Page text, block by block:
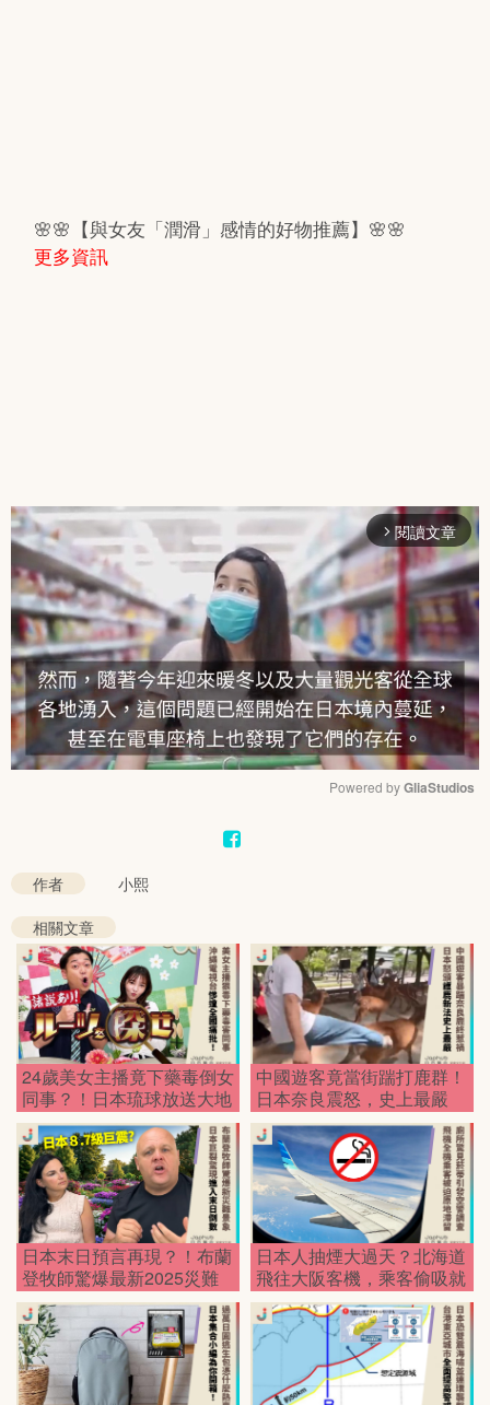
🌸🌸【與女友「潤滑」感情的好物推薦】🌸🌸
更多資訊
arrow_forward_ios 閱讀文章
Powered by GliaStudios
作者
小熙
相關文章
24歲美女主播竟下藥毒倒女
同事？！日本琉球放送大地
震，震驚全國！
中國遊客竟當街踹打鹿群！
日本奈良震怒，史上最嚴
「護鹿新法」強勢上路！
日本末日預言再現？！布蘭
登牧師驚爆最新2025災難
景象，日本將裂成兩半！
日本人抽煙大過天？北海道
飛往大阪客機，乘客偷吸就
害全體滯留！